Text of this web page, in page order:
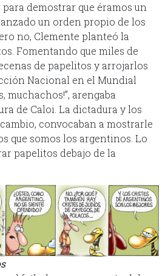
demostrar que éramos un
un orden propio de los
no, Clemente planteó la
Fomentando que miles de
de papelitos y arrojarlos
Nacional en el Mundial
muchachos!”, arengaba
de Caloi. La dictadura y los
convocaban a mostrarle
que somos los argentinos. Lo
papelitos debajo de la